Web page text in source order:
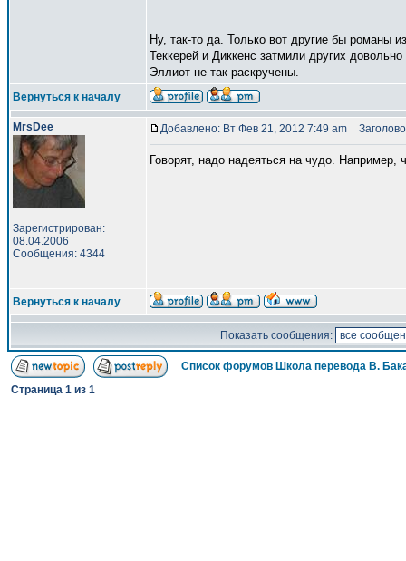
Ну, так-то да. Только вот другие бы романы
Теккерей и Диккенс затмили других
Эллиот не так раскручены.
Вернуться к началу
MrsDee
Зарегистрирован:
08.04.2006
Сообщения: 4344
Добавлено: Вт Фев 21, 2012 7:49 am
Говорят, надо надеяться на чудо. Например,
Вернуться к началу
Показать сообщения:
Список форумов Школа перевода В.
Страница 1 из 1